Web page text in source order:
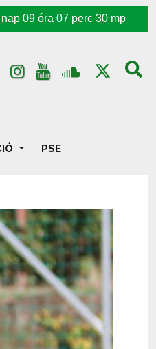
nap 09 óra 07 perc 28 mp
PSE